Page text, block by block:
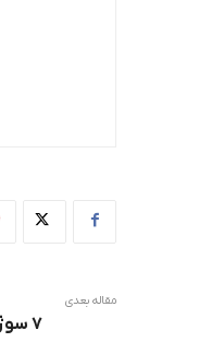
مقاله بعدی
۷ سوژه ویدیو یوتیوب که همیشه پربازدید هستند